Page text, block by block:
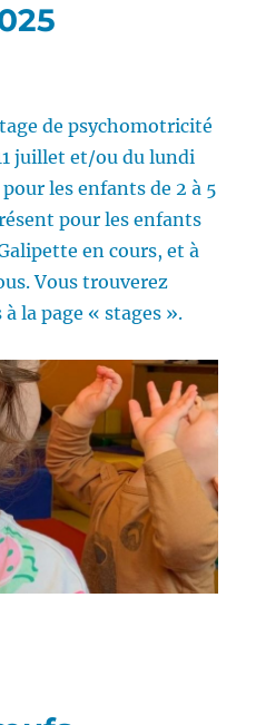
de psychomotricité
juillet et/ou du lundi
les enfants de 2 à 5
pour les enfants
en cours, et à
Vous trouverez
la page « stages ».